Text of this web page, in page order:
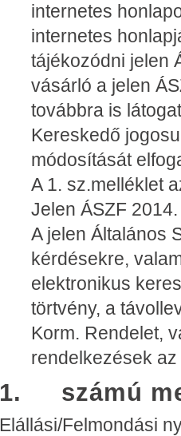
internetes
internetes
tájékozódni jelen
vásárló a jelen
továbbra is
Kereskedő
módosítását
A 1. sz.melléklet
Jelen ÁSZF
A jelen Általános
kérdésekre,
elektronikus
törtvény, a
Korm. Rendelet,
rendelkezések
1. számú
Elállási/Felmondási